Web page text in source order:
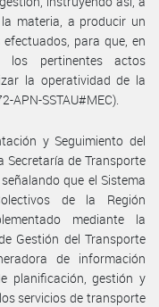
materia, a producir un
para que, en
los pertinentes actos
la operatividad de la
APN-SSTAU#MEC).
y Seguimiento del
Secretaría de Transporte
que el Sistema
de la Región
mediante la
Gestión del Transporte
de información
planificación, gestión y
servicios de transporte